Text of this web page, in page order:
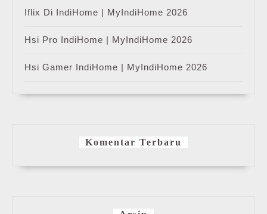
Iflix Di IndiHome | MyIndiHome 2026
Hsi Pro IndiHome | MyIndiHome 2026
Hsi Gamer IndiHome | MyIndiHome 2026
Komentar Terbaru